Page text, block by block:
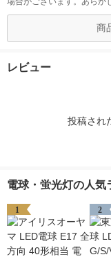
商
レビュー
投稿され
電球・蛍光灯の人気
1 2